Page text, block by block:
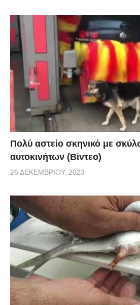
Πολύ αστείο σκηνικό με
αυτοκινήτων (Βίντεο)
26 ΔΕΚΕΜΒΡΊΟΥ, 2023